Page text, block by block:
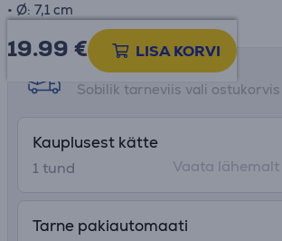
• Ø: 7,1 cm
19.99 € LISA KORVI
Tarne võimalused
Sobilik tarneviis vali ostukorvis
Kauplusest kätte
1 tund
Vaata lähemalt
Tarne pakiautomaati